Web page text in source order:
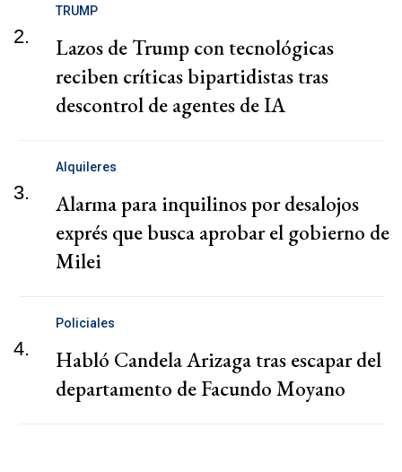
2.
TRUMP
Lazos de Trump con tecnológicas
reciben críticas bipartidistas tras
descontrol de agentes de IA
3.
Alquileres
Alarma para inquilinos por desalojos
exprés que busca aprobar el gobierno de
Milei
4.
Policiales
Habló Candela Arizaga tras escapar del
departamento de Facundo Moyano